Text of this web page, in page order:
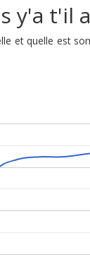
t'il a
et quelle est